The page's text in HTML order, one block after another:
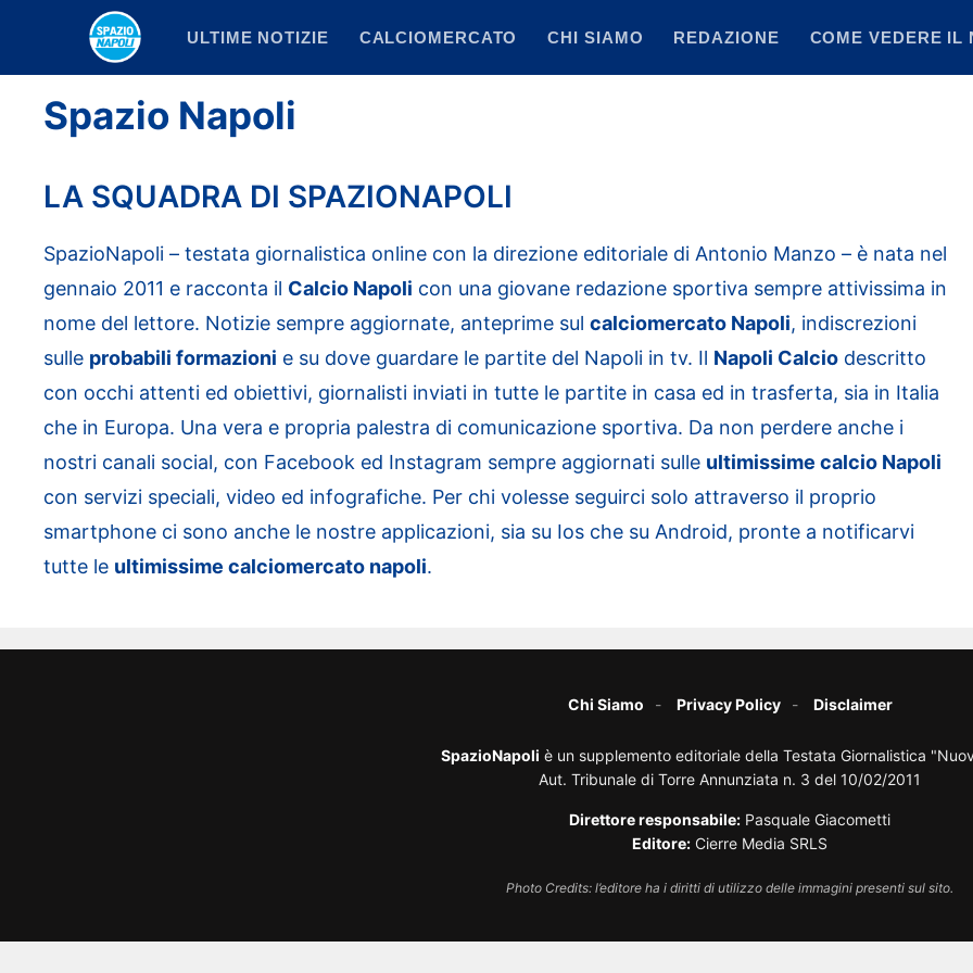
ULTIME NOTIZIE CALCIOMERCATO CHI SIAMO REDAZIONE COME VEDERE IL
Spazio Napoli
LA SQUADRA DI SPAZIONAPOLI
SpazioNapoli – testata giornalistica online con la direzione editoriale di Antonio Manzo – è nata nel
gennaio 2011 e racconta il Calcio Napoli con una giovane redazione sportiva sempre attivissima in
nome del lettore. Notizie sempre aggiornate, anteprime sul calciomercato Napoli, indiscrezioni
sulle probabili formazioni e su dove guardare le partite del Napoli in tv. Il Napoli Calcio descritto
con occhi attenti ed obiettivi, giornalisti inviati in tutte le partite in casa ed in trasferta, sia in Italia
che in Europa. Una vera e propria palestra di comunicazione sportiva. Da non perdere anche i
nostri canali social, con Facebook ed Instagram sempre aggiornati sulle ultimissime calcio Napoli
con servizi speciali, video ed infografiche. Per chi volesse seguirci solo attraverso il proprio
smartphone ci sono anche le nostre applicazioni, sia su Ios che su Android, pronte a notificarvi
tutte le ultimissime calciomercato napoli.
Chi Siamo Privacy Policy Disclaimer
SpazioNapoli è un supplemento editoriale della Testata Giornalistica
Aut. Tribunale di Torre Annunziata n. 3 del 10/02/2011
Direttore responsabile: Pasquale Giacometti
Editore: Cierre Media SRLS
Photo Credits: l’editore ha i diritti di utilizzo delle immagini presenti sul sito.